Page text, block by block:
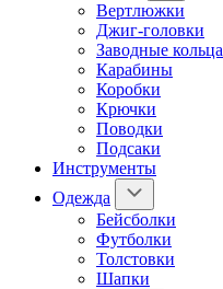
Вертлюжки
Джиг-головки
Заводные кольца
Карабины
Коробки
Крючки
Поводки
Подсаки
Инструменты
Одежда
Бейсболки
Футболки
Толстовки
Шапки